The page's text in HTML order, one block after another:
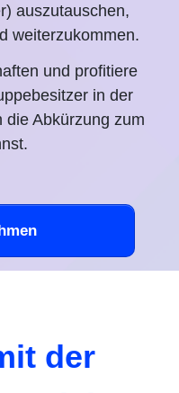
auszutauschen,
weiterzukommen.
und profitiere
in der
die Abkürzung zum
der